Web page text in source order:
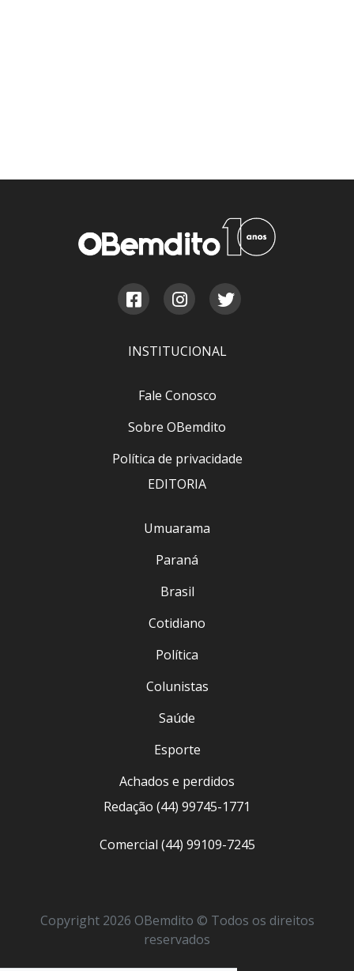
INSTITUCIONAL
Fale Conosco
Sobre OBemdito
Política de privacidade
EDITORIA
Umuarama
Paraná
Brasil
Cotidiano
Política
Colunistas
Saúde
Esporte
Achados e perdidos
Redação (44) 99745-1771
Comercial (44) 99109-7245
Copyright 2026 OBemdito © Todos os direitos
reservados